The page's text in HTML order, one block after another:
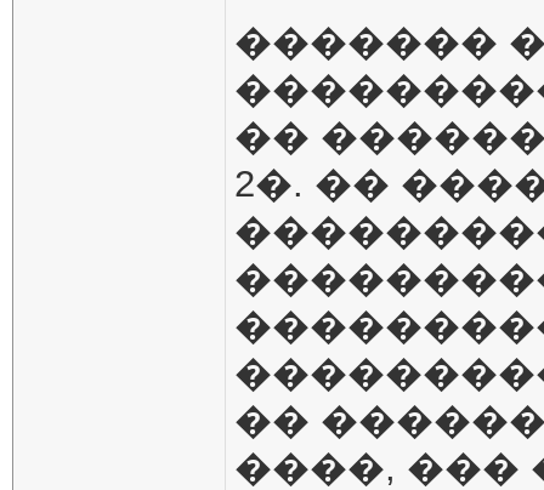
�������
��
2�. ��
��
����, ���